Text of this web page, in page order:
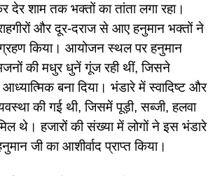
शाम तक भक्तों का तांता लगा रहा।
और दूर-दराज से आए हनुमान भक्तों ने
ग्रहण किया। आयोजन स्थल पर हनुमान
की मधुर धुनें गूंज रही थीं, जिसने
बना दिया। भंडारे में स्वादिष्ट और
की गई थी, जिसमें पूड़ी, सब्जी, हलवा
थे। हजारों की संख्या में लोगों ने इस भंडारे
जी का आशीर्वाद प्राप्त किया।